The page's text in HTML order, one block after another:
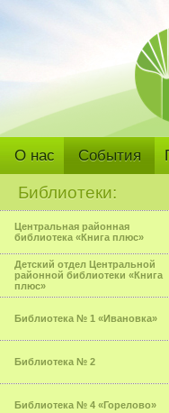
О нас События
Библиотеки:
Центральная районная
библиотека «Книга плюс»
Детский отдел Центральной
районной библиотеки «Книга
плюс»
Библиотека № 1 «Ивановка»
Библиотека № 2
Библиотека № 4 «Горелово»